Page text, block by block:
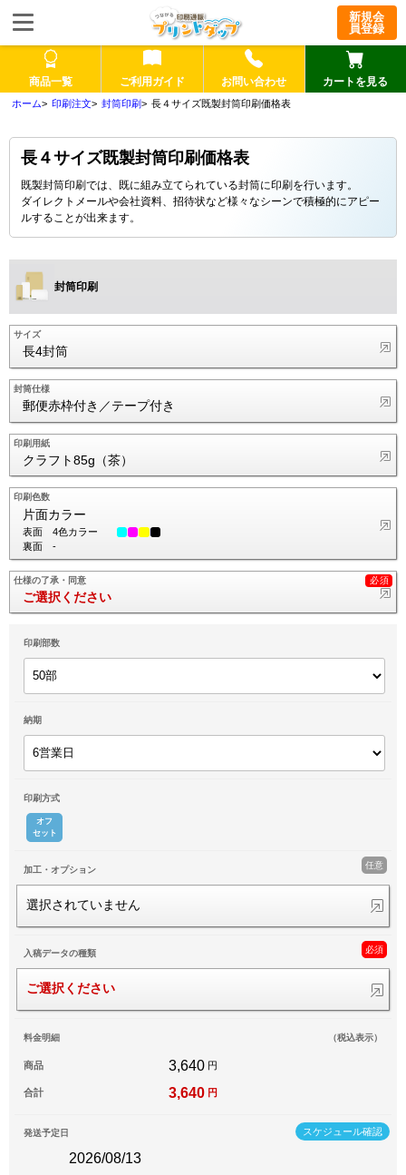
新規会
員登録
商品一覧 ご利用ガイド お問い合わせ カートを見る
印刷注文 封筒印刷 長４サイズ既製封筒印刷価格表
長４サイズ既製封筒印刷価格表
既製封筒印刷では、既に組み立てられている封筒に印刷を行います。
ダイレクトメールや会社資料、招待状など様々なシーンで積極的にアピー
ルすることが出来ます。
封筒印刷
サイズ
長4封筒
封筒仕様
郵便赤枠付き／テープ付き
印刷用紙
クラフト85g（茶）
印刷色数
片面カラー
表面
4色カラー
裏面
-
仕様の了承・同意
ご選択ください
印刷部数
納期
印刷方式
オフ
セット
加工・オプション 任意
選択されていません
入稿データの種類 必須
ご選択ください
料金明細 （税込表示）
商品 3,640 円
合計 3,640 円
スケジュール確認
発送予定日
2026/08/13